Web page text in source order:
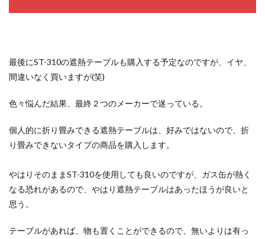
最後にST-310の遮熱テーブルも購入する予定なのですが、イヤ、
間違いなく買いますが(笑)
色々悩んだ結果、最終２つのメーカーで迷っている。
個人的に折り畳みできる遮熱テーブルは、好みではないので、折
り畳みできないタイプの商品を購入します。
やはりそのままST-310を使用しても良いのですが、ガス缶が熱く
なる恐れがあるので、やはり遮熱テーブルはあったほうが良いと
思う。
テーブルがあれば、物も置くことができるので、無いよりは有っ